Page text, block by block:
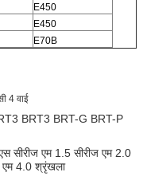
E450
E450
E70B
4 वाई
BRT3 BRT-G BRT-P
सीरीज एम 1.5 सीरीज एम 2.0
एम 4.0 श्रृंखला